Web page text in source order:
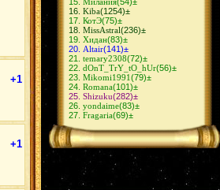
+1
+1
КибаШино(8)
СасуТен(8)
СасуНеджи
КакаСаку(8)
КанкуСаку(7)
КьюбиНару
КанкуТен(6)
АсуКуре(6)
СасуКарин(6)
СайНару(6)
НеджиНару(6)
ЛиСаку(5)
ЛиТен(5)
СайХина(5)
ДейХина(4)
ХиданДей
(4)
КакаШизу
(4)
КанкуМацу
(4)
ИтаХана
Kiba(1254)±
КотЭ(75)±
MissAstral(236)±
Хидан(83)±
Altair(141)±
temary2308(72)±
dOnT_TrY_tO_hUr(56)±
Mikomi1991(79)±
Romana(101)±
Shizuku(282)±
yondaime(83)±
Fragaria(69)±